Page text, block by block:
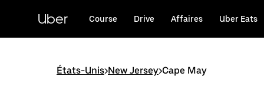
principal
Uber Course Drive Affaires Uber Eats
États-Unis>New Jersey>Cape May